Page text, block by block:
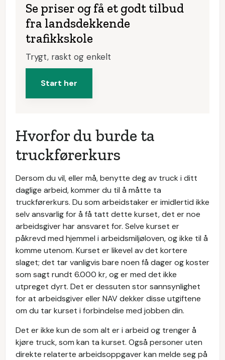
Se priser og få et godt tilbud
fra landsdekkende
trafikkskole
Trygt, raskt og enkelt
Start her
Hvorfor du burde ta
truckførerkurs
Dersom du vil, eller må, benytte deg av truck i ditt
daglige arbeid, kommer du til å måtte ta
truckførerkurs. Du som arbeidstaker er imidlertid ikke
selv ansvarlig for å få tatt dette kurset, det er noe
arbeidsgiver har ansvaret for. Selve kurset er
påkrevd med hjemmel i arbeidsmiljøloven, og ikke til å
komme utenom. Kurset er likevel av det kortere
slaget; det tar vanligvis bare noen få dager og koster
som sagt rundt 6.000 kr, og er med det ikke
utpreget dyrt. Det er dessuten stor sannsynlighet
for at arbeidsgiver eller NAV dekker disse utgiftene
om du tar kurset i forbindelse med jobben din.
Det er ikke kun de som alt er i arbeid og trenger å
kjøre truck, som kan ta kurset. Også personer uten
direkte relaterte arbeidsoppgaver kan melde seg på